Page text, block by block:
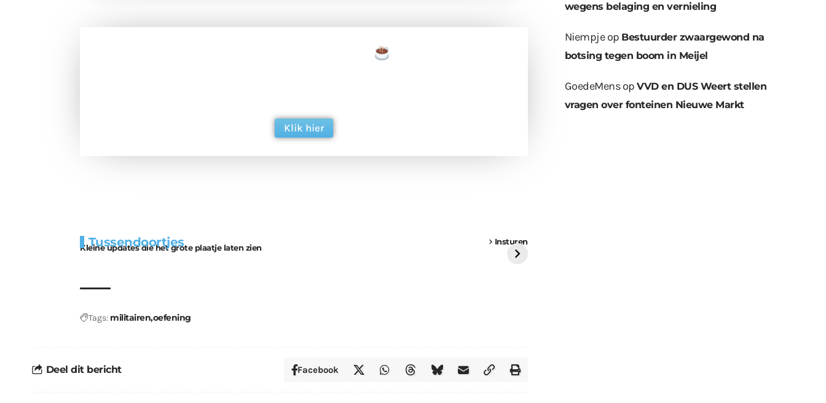
Klik hier
Tussendoortjes Insturen
Kleine updates die het grote plaatje laten zien
bouwmateriaal voor
kabouters
Tags: militairenoefening
Deel dit bericht Facebook
wegens belaging en vernieling
Niempjeop Bestuurder zwaargewond na
botsing tegen boom in Meijel
GoedeMensopVVD en DUS Weert stellen
vragen over fonteinen Nieuwe Markt